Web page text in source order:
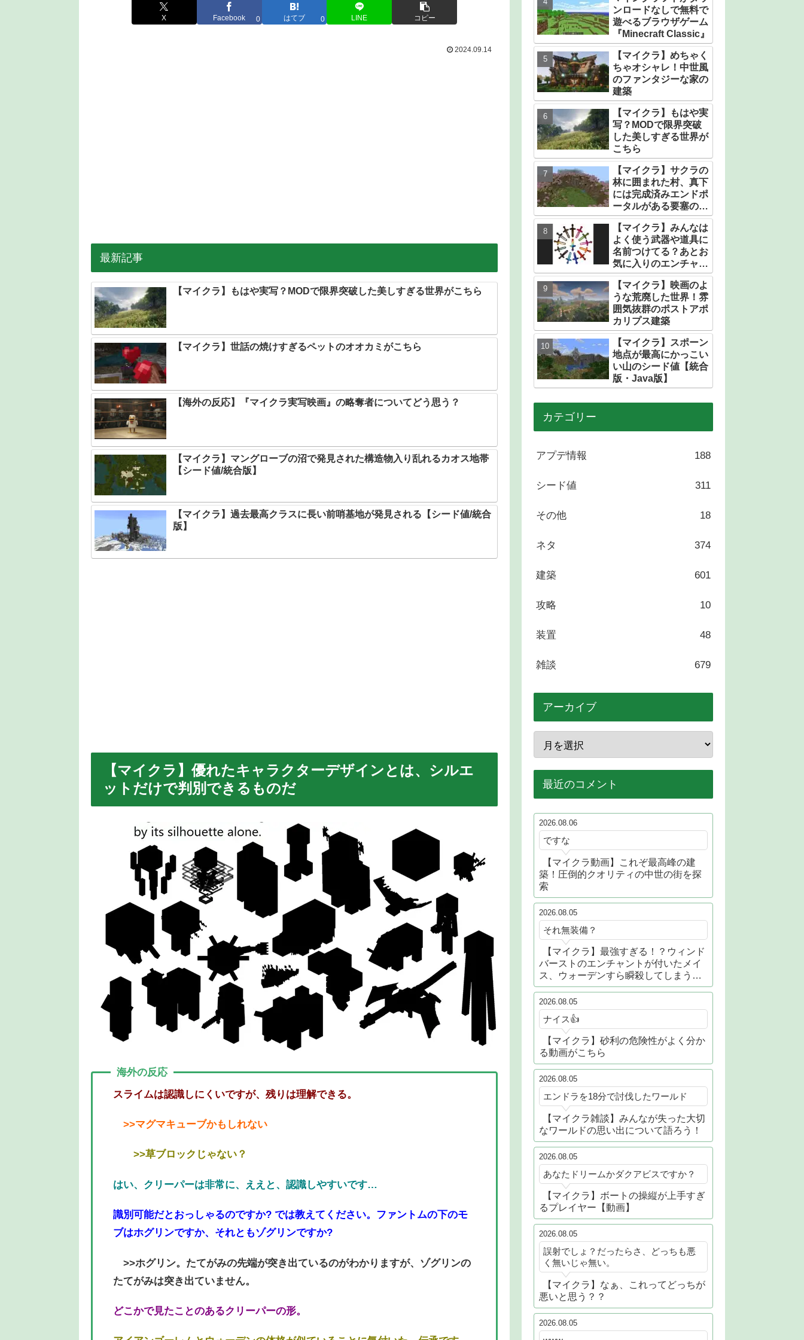
X Facebook 0 はてブ 0 LINE コピー
2024.09.14
最新記事
【マイクラ】もはや実写？MODで限界突破した美しすぎる世界がこちら
【マイクラ】世話の焼けすぎるペットのオオカミがこちら
【海外の反応】『マイクラ実写映画』の略奪者についてどう思う？
【マイクラ】マングローブの沼で発見された構造物入り乱れるカオス地帯
【シード値/統合版】
【マイクラ】過去最高クラスに長い前哨基地が発見される【シード値/統合
版】
【マイクラ】優れたキャラクターデザインとは、シルエ
ットだけで判別できるものだ
海外の反応
スライムは認識しにくいですが、残りは理解できる。
>>マグマキューブかもしれない
>>草ブロックじゃない？
はい、クリーパーは非常に、ええと、認識しやすいです…
識別可能だとおっしゃるのですか? では教えてください。ファントムの下のモ
ブはホグリンですか、それともゾグリンですか?
>>ホグリン。たてがみの先端が突き出ているのがわかりますが、ゾグリンの
たてがみは突き出ていません。
どこかで見たことのあるクリーパーの形。
ンロードなしで無料で
遊べるブラウザゲーム
『Minecraft Classic』
【マイクラ】めちゃく
ちゃオシャレ！中世風
のファンタジーな家の
建築
【マイクラ】もはや実
写？MODで限界突破
した美しすぎる世界が
こちら
【マイクラ】サクラの
林に囲まれた村、真下
には完成済みエンドポ
ータルがある要塞のシ
ード値【統合版】
【マイクラ】みんなは
よく使う武器や道具に
名前つけてる？あとお
気に入りのエンチャン
トある？
【マイクラ】映画のよ
うな荒廃した世界！雰
囲気抜群のポストアポ
カリプス建築
【マイクラ】スポーン
地点が最高にかっこい
い山のシード値【統合
版・Java版】
カテゴリー
アプデ情報 188
シード値 311
その他 18
ネタ 374
建築 601
攻略 10
装置 48
雑談 679
アーカイブ
最近のコメント
2026.08.06
ですな
【マイクラ動画】これぞ最高峰の建
築！圧倒的クオリティの中世の街を探
索
2026.08.05
それ無装備？
【マイクラ】最強すぎる！？ウィンド
バーストのエンチャントが付いたメイ
ス、ウォーデンすら瞬殺してしまう…
2026.08.05
ナイス👍
【マイクラ】砂利の危険性がよく分か
る動画がこちら
2026.08.05
エンドラを18分で討伐したワールド
【マイクラ雑談】みんなが失った大切
なワールドの思い出について語ろう！
2026.08.05
あなたドリームかダクアビスですか？
【マイクラ】ボートの操縦が上手すぎ
るプレイヤー【動画】
2026.08.05
誤射でしょ？だったらさ、どっちも悪
く無いじゃ無い。
【マイクラ】なぁ、これってどっちが
悪いと思う？？
2026.08.05